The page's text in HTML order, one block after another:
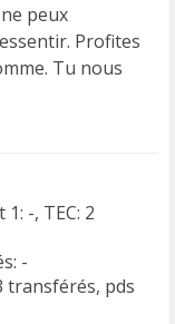
peux
Profites
Tu nous
-, TEC: 2
-
transférés, pds